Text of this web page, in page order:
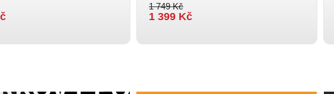
1 749 Kč
1 399 Kč